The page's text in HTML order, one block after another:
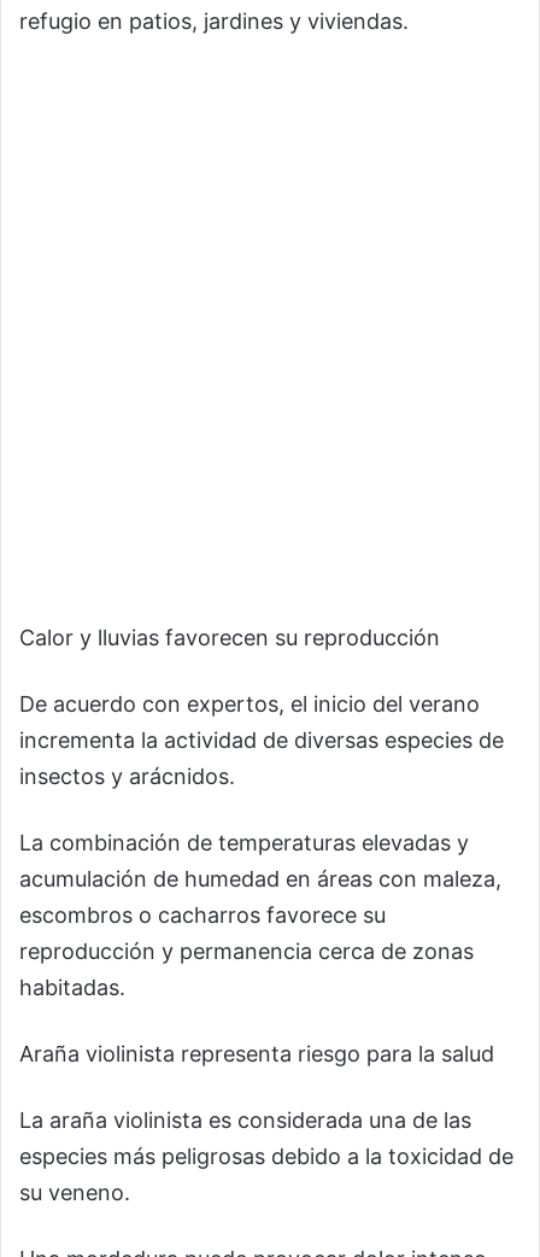
refugio en patios, jardines y viviendas.
Calor y lluvias favorecen su reproducción
De acuerdo con expertos, el inicio del verano
incrementa la actividad de diversas especies de
insectos y arácnidos.
La combinación de temperaturas elevadas y
acumulación de humedad en áreas con maleza,
escombros o cacharros favorece su
reproducción y permanencia cerca de zonas
habitadas.
Araña violinista representa riesgo para la salud
La araña violinista es considerada una de las
especies más peligrosas debido a la toxicidad de
su veneno.